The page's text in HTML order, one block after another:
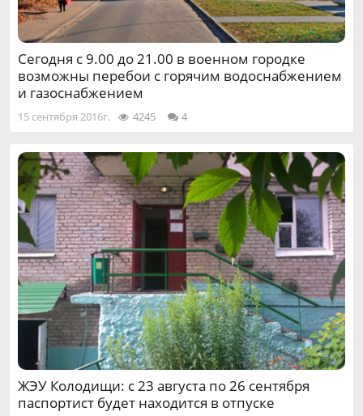
Сегодня с 9.00 до 21.00 в военном городке
возможны перебои с горячим водоснабжением
и газоснабжением
15 сентября 2016г. 4245 4
ЖЭУ Колодищи: с 23 августа по 26 сентября
паспортист будет находится в отпуске